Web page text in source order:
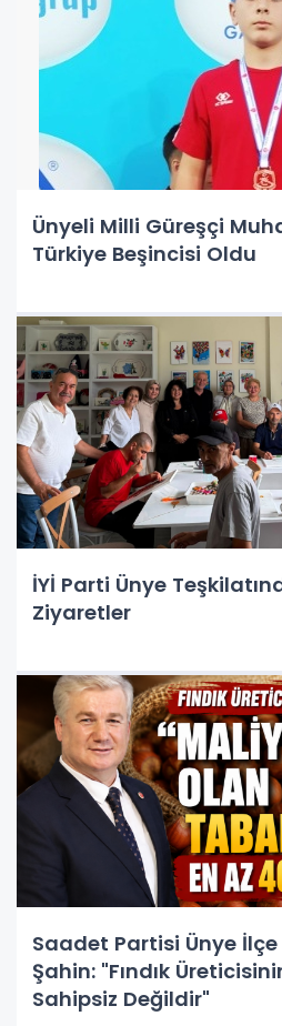
Ünyeli Milli Güreşçi
Türkiye Beşincisi Oldu
İYİ Parti Ünye
Ziyaretler
Saadet Partisi Ünye İlçe
Şahin: "Fındık
Sahipsiz Değildir"